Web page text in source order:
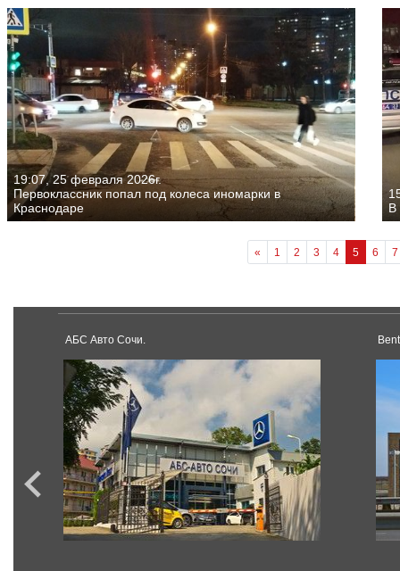
19:07, 25 февраля 2026г.
Первоклассник попал под колеса иномарки в
Краснодаре
В
« 1 2 3 4 5 6 7
АБС Авто Сочи.